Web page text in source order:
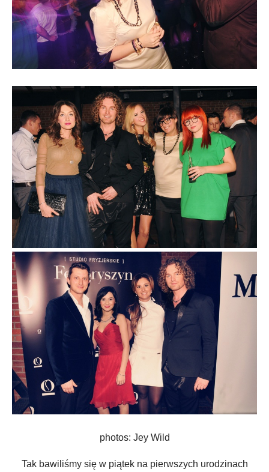
photos: Jey Wild
Tak bawiliśmy się w piątek na pierwszych urodzinach